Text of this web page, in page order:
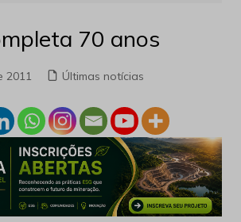
70 anos
2011 Últimas notícias